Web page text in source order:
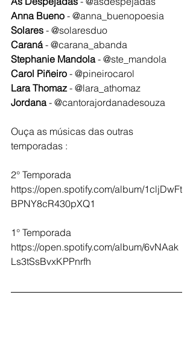
Anna Bueno - @anna_buenopoesia
Solares - @solaresduo
Caraná - @carana_abanda
Stephanie Mandola - @ste_mandola
Carol Piñeiro - @pineirocarol
Lara Thomaz - @lara_athomaz
Jordana - @cantorajordanadesouza
Ouça as músicas das outras
temporadas :
2° Temporada
https://open.spotify.com/album/1cljDwFt
BPNY8cR430pXQ1
1° Temporada
https://open.spotify.com/album/6vNAak
Ls3tSsBvxKPPnrfh